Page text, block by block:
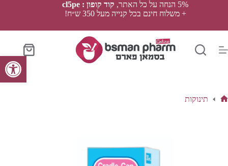
פתח סרגל נגישות
5% הנחה על כל האתר,
קוד קופון : cl5pe
+ משלוח חינם בכל קנייה מעל 350 ש״ח!
סל
הקניות
תינוקות